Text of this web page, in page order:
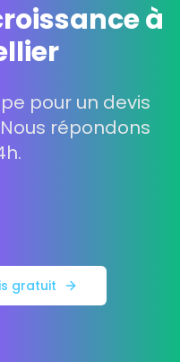
à
pour un devis
répondons
gratuit